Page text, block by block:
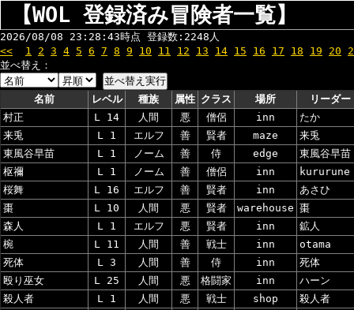
【WOL 登録済み冒険者一覧】
2026/08/08 23:28:43時点 登録数:2248人
<<
1 2 3 4 5 6 7 8 9 10 11 12 13 14 15 16 17 18 19 20
並べ替え：
名前 レベル 種族 属性 クラス 場所
リーダー
村正
L 14 人間 悪 僧侶 inn
たか
来兎
L 1 エルフ 善 賢者 maze
来兎
東風谷早苗
L 1 ノーム 善 侍 edge
東風谷早苗
枢禰
L 1 ノーム 善 僧侶 inn
kururune
桜舞
L 16 エルフ 善 賢者 inn
あさひ
棗
L 10 人間 悪 賢者 warehouse 棗
森人
L 1 エルフ 悪 賢者 inn
鉱人
椀
L 11 人間 善 戦士 inn
otama
死体
L 3 人間 善 侍 inn
死体
殴り巫女
L 25 人間 悪 格闘家 inn
ハーン
殺人者
L 1 人間 悪 戦士 shop
殺人者